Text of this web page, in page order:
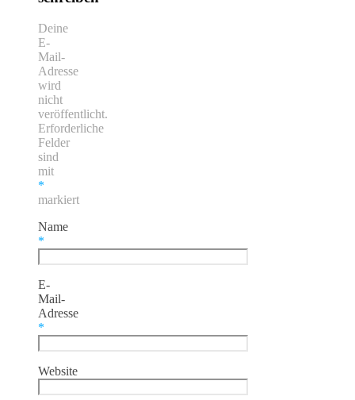
Deine
E-
Mail-
Adresse
wird
nicht
veröffentlicht.
Erforderliche
Felder
sind
mit
*
markiert
Name
*
E-
Mail-
Adresse
*
Website